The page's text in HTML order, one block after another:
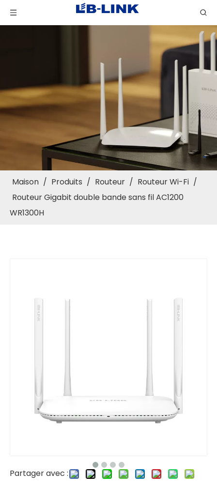
Maison / Produits / Routeur / Routeur Wi-Fi /
Routeur Gigabit double bande sans fil AC1200
WR1300H
Partager avec :